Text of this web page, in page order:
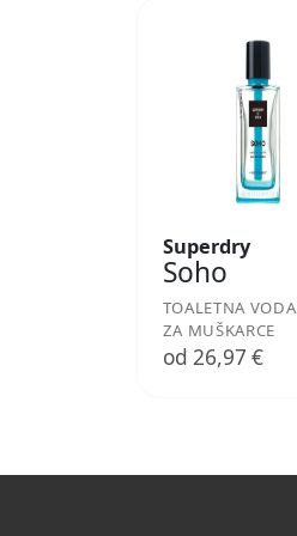
Superdry
Soho
TOALETNA VODA
ZA MUŠKARCE
od 26,97 €